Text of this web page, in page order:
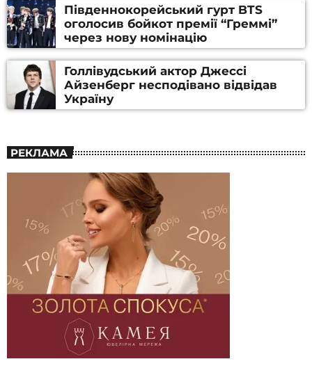
Південнокорейський гурт BTS
оголосив бойкот премії “Греммі”
через нову номінацію
Голлівудський актор Джессі
Айзенберг несподівано відвідав
Україну
РЕКЛАМА